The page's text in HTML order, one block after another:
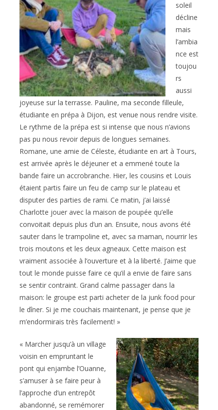
soleil
décline
mais
l’ambia
nce est
toujou
rs
aussi
joyeuse sur la terrasse. Pauline, ma seconde filleule,
étudiante en prépa à Dijon, est venue nous rendre visite.
Le rythme de la prépa est si intense que nous n’avions
pas pu nous revoir depuis de longues semaines.
Romane, une amie de Céleste, étudiante en art à Tours,
est arrivée après le déjeuner et a emmené toute la
bande faire un accrobranche. Hier, les cousins et Louis
étaient partis faire un feu de camp sur le plateau et
disputer des parties de rami. Ce matin, j’ai laissé
Charlotte jouer avec la maison de poupée qu’elle
convoitait depuis plus d’un an. Ensuite, nous avons été
sauter dans le trampoline et, avec sa maman, nourrir les
trois moutons et les deux agneaux. Cette maison est
vraiment associée à l’ouverture et à la liberté. J’aime que
tout le monde puisse faire ce qu’il a envie de faire sans
se sentir contraint. Grand calme passager dans la
maison: le groupe est parti acheter de la junk food pour
le dîner. Si je me couchais maintenant, je pense que je
m’endormirais très facilement! »
« Marcher jusqu’à un village
voisin en empruntant le
pont qui enjambe l’Ouanne,
s’amuser à se faire peur à
l’approche d’un entrepôt
abandonné, se remémorer